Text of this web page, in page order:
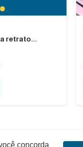
1
retrato...
concorda